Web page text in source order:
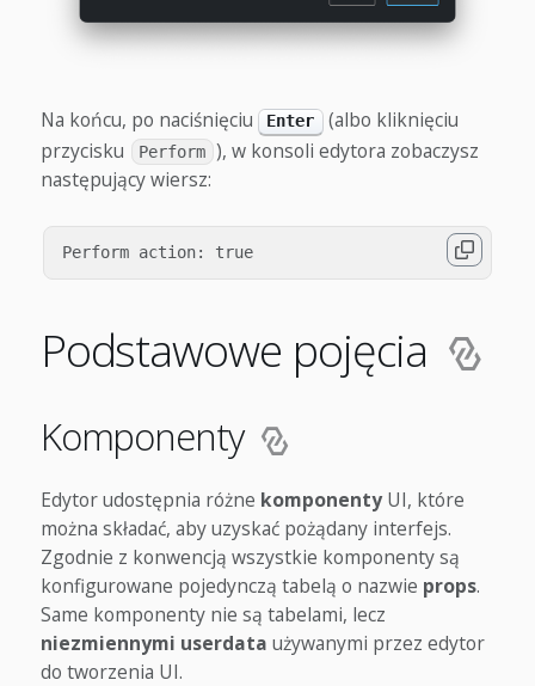
Na końcu, po naciśnięciu Enter
(albo kliknięciu
przycisku
Perform ), w konsoli edytora zobaczysz
następujący wiersz:
Podstawowe pojęcia
Komponenty
Edytor udostępnia różne komponentyUI, które
można składać, aby uzyskać pożądany interfejs.
Zgodnie z konwencją wszystkie komponenty są
konfigurowane pojedynczą tabelą o nazwie props.
Same komponenty nie są tabelami, lecz
niezmiennymi userdata używanymi przez edytor
do tworzenia UI.